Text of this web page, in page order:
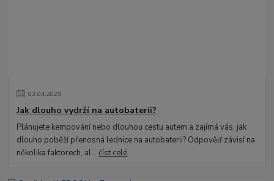
03.04.2025
Jak dlouho vydrží na autobaterii?
Plánujete kempování nebo dlouhou cestu autem a zajímá vás, jak
dlouho poběží přenosná lednice na autobaterii? Odpověď závisí na
několika faktorech, al...číst celé